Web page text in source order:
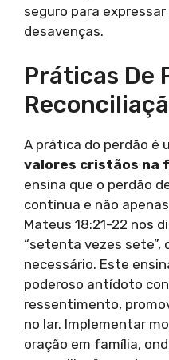
seguro para
desavenças.
Práticas De
A prática do perdão é
valores cristãos na
ensina que o perdão
contínua e não
Mateus 18:21-22 nos
“setenta vezes sete”,
necessário. Este
poderoso antídoto
ressentimento,
no lar. Implementar
oração em família,